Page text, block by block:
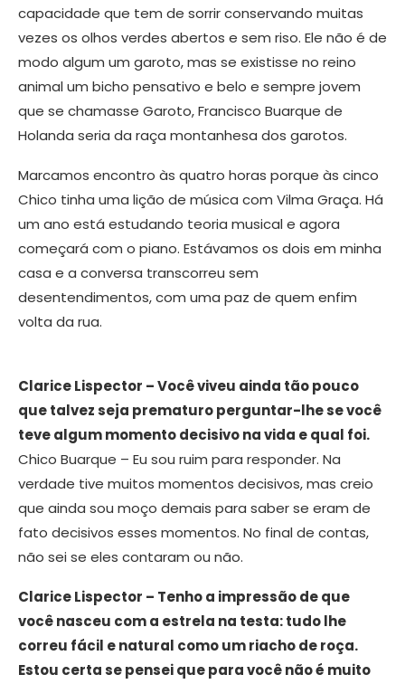
capacidade que tem de sorrir conservando muitas
vezes os olhos verdes abertos e sem riso. Ele não é de
modo algum um garoto, mas se existisse no reino
animal um bicho pensativo e belo e sempre jovem
que se chamasse Garoto, Francisco Buarque de
Holanda seria da raça montanhesa dos garotos.
Marcamos encontro às quatro horas porque às cinco
Chico tinha uma lição de música com Vilma Graça. Há
um ano está estudando teoria musical e agora
começará com o piano. Estávamos os dois em minha
casa e a conversa transcorreu sem
desentendimentos, com uma paz de quem enfim
volta da rua.
Clarice Lispector – Você viveu ainda tão pouco
que talvez seja prematuro perguntar-lhe se você
teve algum momento decisivo na vida e qual foi.
Chico Buarque – Eu sou ruim para responder. Na
verdade tive muitos momentos decisivos, mas creio
que ainda sou moço demais para saber se eram de
fato decisivos esses momentos. No final de contas,
não sei se eles contaram ou não.
Clarice Lispector – Tenho a impressão de que
você nasceu com a estrela na testa: tudo lhe
correu fácil e natural como um riacho de roça.
Estou certa se pensei que para você não é muito